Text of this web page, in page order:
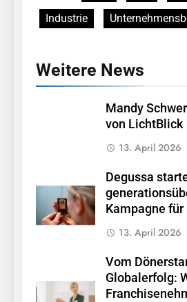
Industrie
Weitere News
Mandy
von LichtBlick
13. April 2026
Degussa
Kampagne
13. April 2026
Vom
Globalerfolg: